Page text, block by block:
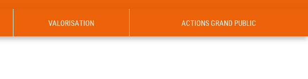
VALORISATION ACTIONS GRAND PUBLIC